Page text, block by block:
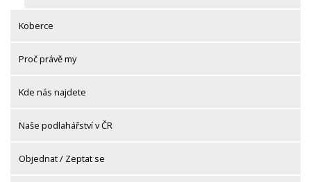
Koberce
Proč právě my
Kde nás najdete
Naše podlahářství v ČR
Objednat / Zeptat se